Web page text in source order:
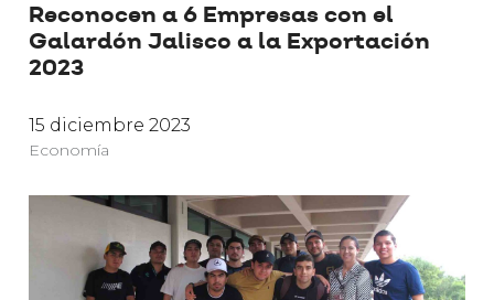
Reconocen a 6 Empresas con el
Galardón Jalisco a la Exportación
2023
15 diciembre 2023
Economía